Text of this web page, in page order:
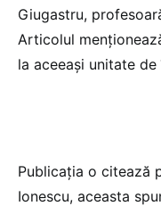
Giugastru,
Articolul
la aceeași unitate
Publicația o citează
Ionescu, aceasta